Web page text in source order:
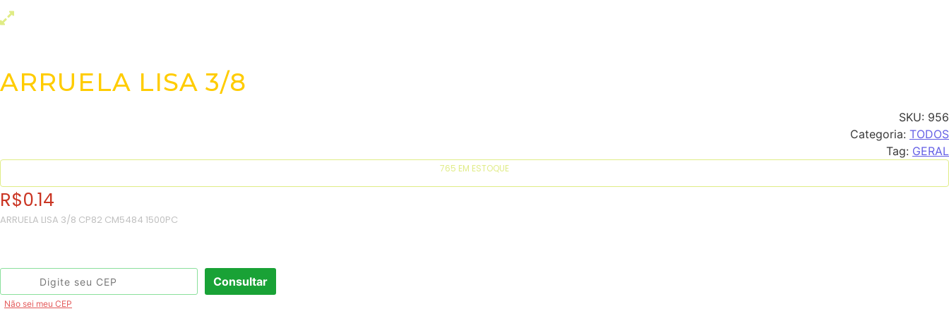
ARRUELA LISA 3/8
SKU: 956
Categoria: TODOS
Tag: GERAL
765 EM ESTOQUE
R$0.14
ARRUELA LISA 3/8 CP82 CM5484 1500PC
Consultar
Não sei meu CEP